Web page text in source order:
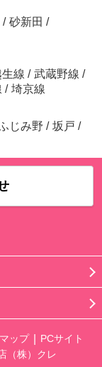
/ 砂新田 /
線 / 武蔵野線 /
/ 埼京線
じみ野 / 坂戸 /
ップ
PCサイト
（株）クレ